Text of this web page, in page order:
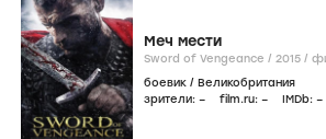
Меч мести
Sword of Vengeance / 2015 /
боевик / Великобритания
зрители: – film.ru: – IMDb: –